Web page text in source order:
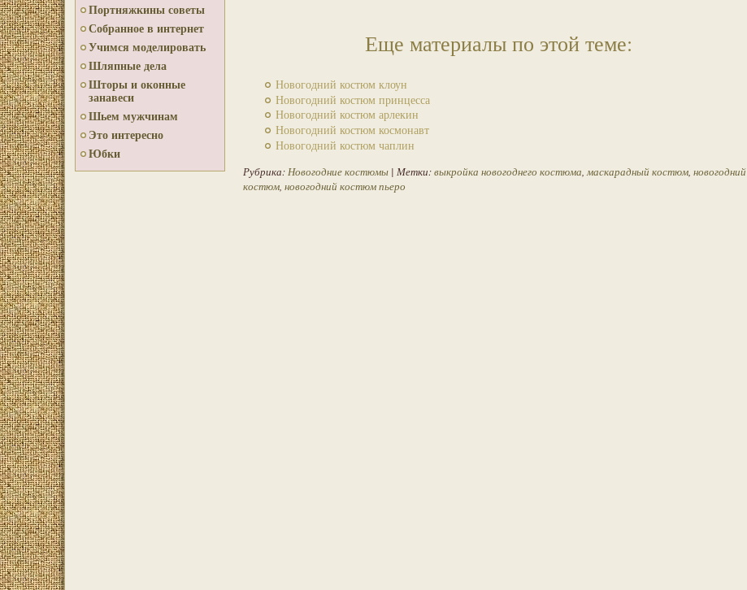
Портняжкины советы
Собранное в интернет
Учимся моделировать
Шляпные дела
Шторы и оконные
занавеси
Шьем мужчинам
Это интересно
Юбки
Еще материалы по этой теме:
Новогодний костюм клоун
Новогодний костюм принцесса
Новогодний костюм арлекин
Новогодний костюм космонавт
Новогодний костюм чаплин
Рубрика:Новогодние костюмы | Метки:выкройка новогоднего костюма,маскарадный костюм, новогодний
костюм, новогодний костюм пьеро